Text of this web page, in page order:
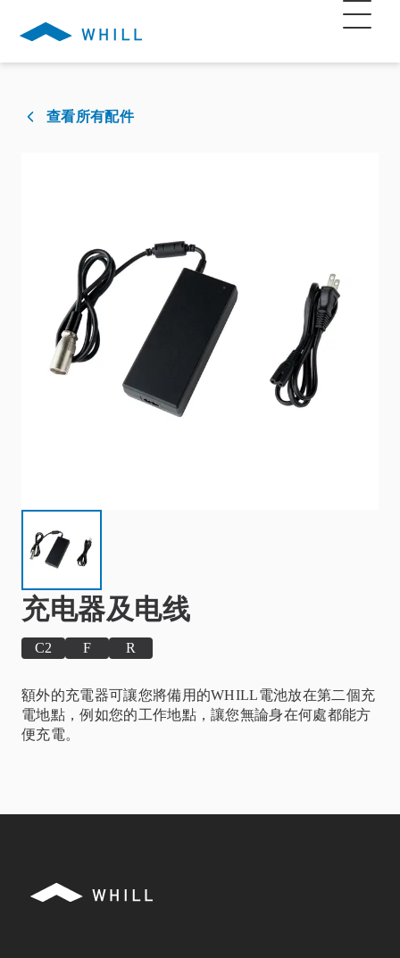
查看所有配件
充电器及电线
C2 F R
額外的充電器可讓您將備用的WHILL電池放在第二個充
電地點，例如您的工作地點，讓您無論身在何處都能方
便充電。